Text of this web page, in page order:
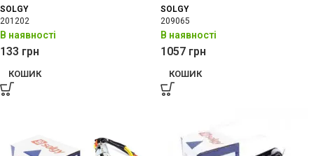
SOLGY
201202
В наявності
133 грн
КОШИК
SOLGY
209065
В наявності
1057 грн
КОШИК